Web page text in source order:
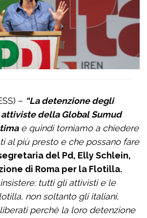
– “La detenzione degli
della Global Sumud
e quindi torniamo a chiedere
al più presto e che possano fare
del Pd, Elly Schlein,
di Roma per la Flotilla.
tutti gli attivisti e le
non soltanto gli italiani,
perchè la loro detenzione